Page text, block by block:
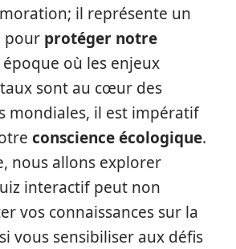
il représente un
pour protéger notre
époque où les enjeux
sont au cœur des
mondiales, il est impératif
conscience écologique.
nous allons explorer
interactif peut non
vos connaissances sur la
vous sensibiliser aux défis